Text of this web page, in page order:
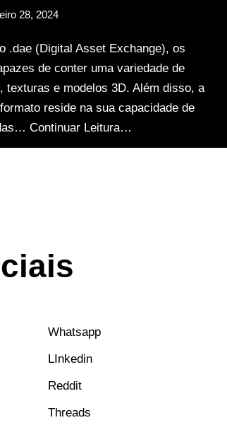
28, 2024
.dae (Digital Asset Exchange), os
de conter uma variedade de
texturas e modelos 3D. Além disso, a
reside na sua capacidade de
Continuar Leitura…
Whatsapp
LInkedin
Reddit
Threads